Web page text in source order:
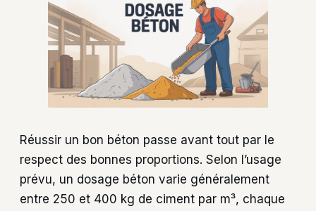
Réussir un bon béton passe avant tout par le
respect des bonnes proportions. Selon l’usage
prévu, un dosage béton varie généralement
entre 250 et 400 kg de ciment par m³, chaque